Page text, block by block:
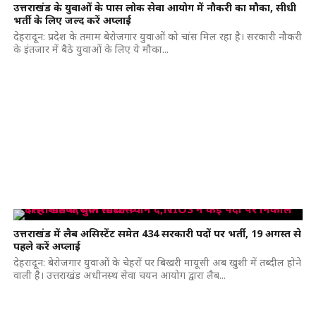
उत्तराखंड के युवाओं के पास लोक सेवा आयोग में नौकरी का मौका, सीधी
भर्ती के लिए जल्द करें अप्लाई
देहरादून: प्रदेश के तमाम बेरोजगार युवाओं को चांस मिल रहा है। सरकारी नौकरी
के इंतजार में बैठे युवाओं के लिए ये मौका...
उत्तराखंड में लैब असिस्टेंट समेत 434 सरकारी पदों पर भर्ती, 19 अगस्त से
पहले करें अप्लाई
देहरादून: बेरोजगार युवाओं के चेहरों पर बिखरी मायूसी अब खुशी में तब्दील होने
वाली है। उत्तराखंड अधीनस्थ सेवा चयन आयोग द्वारा लैब...